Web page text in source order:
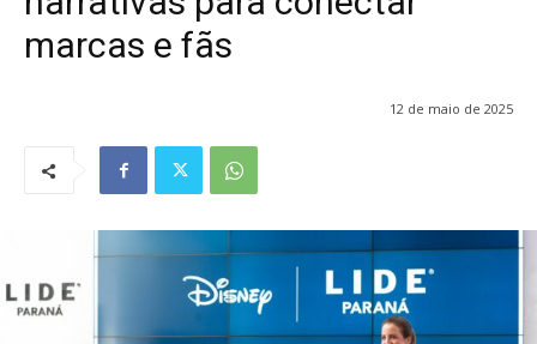
marcas e fãs
12 de maio de 2025